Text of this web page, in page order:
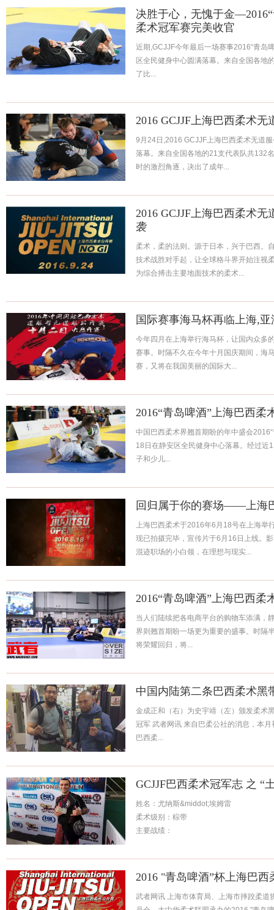
决胜于心，无愧于金
柔术冠军赛完美收官
近期,GCJJF今年最后一场赛事2016“青岛
区全民健身中心圆满落幕。来自全国各地
了比...
2016 GCJJF上海巴西柔术
9月24日,2016 GCJJF上海巴西柔术无道
落幕。来自全国各地的21支代表队共132
时的激烈角逐，决出了成年...
2016 GCJJF上海巴西柔术
袭
柔术，柔的法则。源于日本，兴于巴西。
技术战胜对手起，让全球格斗界开始注视
为综合搏击主要地面技术的柔术...
国际赛事海马杯再临上海,
今年四月在上海举行海马杯，让国内众多
赛事。时隔不久在今年十月国庆期间，海
赛，又将在我国美丽的国际大...
2016“青岛啤酒”上海巴西柔
中国巴西柔术界翘首期盼的年中盛会
18日在静安区全民健身中心落幕。经过近
子和少儿...
回归属于你的赛场——上海
上海巴西柔术于2016年6月18号在上海举
现已拍摄完毕，宣传片于6月16日上线。
混迹职场的小白领，在理想与现实...
2016“青岛啤酒”上海巴西柔
当人们陆续把各电商平台的购物车添满，
界则翘首期盼一场更为重要的盛事。时隔
将荣耀回归，将...
中国内陆第二条巴西柔术黑
金成正和（右）为史宇靖（左）颁发柔术
冠军 武者网讯 来自巴柔公社的消息，本
巴西柔...
GCJJF巴西柔术冠军志 之 “
姓名：尤纳斯&middot;埃姆雷
柔术级别：棕带
主要战绩：
2013年中国公开赛82KG银牌，无差级铜牌
2013年ADCC中国82KG金牌，无差级银牌
2014年菲...
2016 "青岛啤酒”杯上海巴
武者网讯 上海市体育局、上海市摔跤柔